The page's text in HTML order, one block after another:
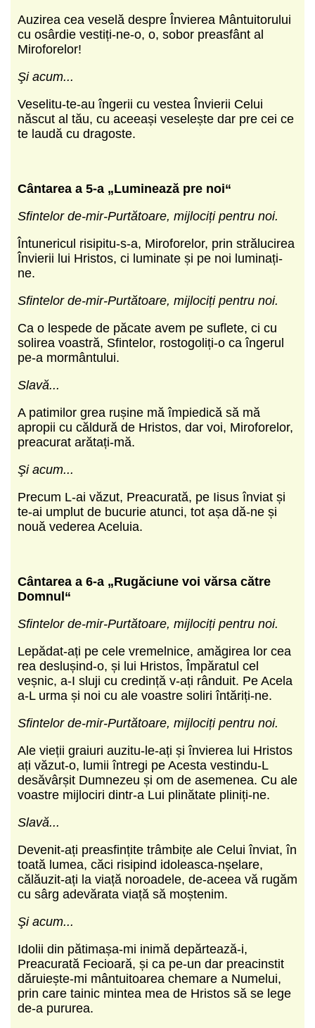
Auzirea cea veselă despre Învierea Mântuitorului
cu osârdie vestiți-ne-o, o, sobor preasfânt al
Miroforelor!
Şi acum...
Veselitu-te-au îngerii cu vestea Învierii Celui
născut al tău, cu aceeași veselește dar pre cei ce
te laudă cu dragoste.
Cântarea a 5-a „Luminează pre noi“
Sfintelor de-mir-Purtătoare, mijlociți pentru noi.
Întunericul risipitu-s-a, Miroforelor, prin strălucirea
Învierii lui Hristos, ci luminate și pe noi luminați-
ne.
Sfintelor de-mir-Purtătoare, mijlociți pentru noi.
Ca o lespede de păcate avem pe suflete, ci cu
solirea voastră, Sfintelor, rostogoliți-o ca îngerul
pe-a mormântului.
Slavă...
A patimilor grea rușine mă împiedică să mă
apropii cu căldură de Hristos, dar voi, Miroforelor,
preacurat arătați-mă.
Şi acum...
Precum L-ai văzut, Preacurată, pe Iisus înviat și
te-ai umplut de bucurie atunci, tot așa dă-ne și
nouă vederea Aceluia.
Cântarea a 6-a „Rugăciune voi vărsa către
Domnul“
Sfintelor de-mir-Purtătoare, mijlociți pentru noi.
Lepădat-ați pe cele vremelnice, amăgirea lor cea
rea deslușind-o, și lui Hristos, Împăratul cel
veșnic, a-I sluji cu credință v-ați rânduit. Pe Acela
a-L urma și noi cu ale voastre soliri întăriți-ne.
Sfintelor de-mir-Purtătoare, mijlociți pentru noi.
Ale vieții graiuri auzitu-le-ați și învierea lui Hristos
ați văzut-o, lumii întregi pe Acesta vestindu-L
desăvârșit Dumnezeu și om de asemenea. Cu ale
voastre mijlociri dintr-a Lui plinătate pliniți-ne.
Slavă...
Devenit-ați preasfințite trâmbițe ale Celui înviat, în
toată lumea, căci risipind idoleasca-nșelare,
călăuzit-ați la viață noroadele, de-aceea vă rugăm
cu sârg adevărata viață să moștenim.
Şi acum...
Idolii din pătimașa-mi inimă depărtează-i,
Preacurată Fecioară, și ca pe-un dar preacinstit
dăruiește-mi mântuitoarea chemare a Numelui,
prin care tainic mintea mea de Hristos să se lege
de-a pururea.